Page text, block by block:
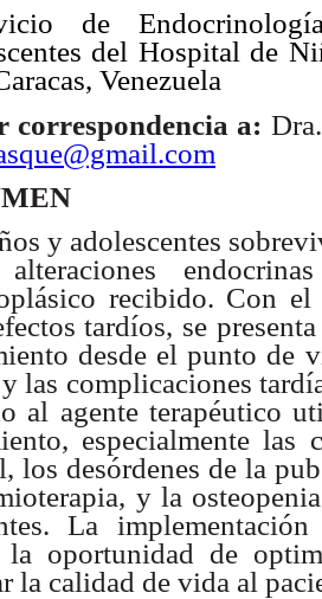
de
del Hospital de
Venezuela
correspondencia a:
y adolescentes
recibido. Con
tardíos, se
desde el punto de
las complicaciones
al agente terapéutico
especialmente
los desórdenes de la
y la
La
la oportunidad de
la calidad de vida al